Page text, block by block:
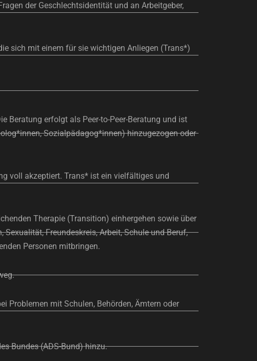
der Geschlechtsidentität und an Arbeitgeber,
sich mit einem für sie wichtigen Anliegen (Trans*)
Beratung erfolgt als Peer-to-Peer-Beratung und ist
Sozialpädagog*innen) hinzugezogen oder
voll akzeptiert. Trans* ist ein vielfältiges und
Therapie (Transition) einhergehen sowie über
Freundeskreis, Arbeit, Schule und Beruf,
Personen mitbringen.
Problemen mit Schulen, Behörden, Ämtern oder
Bundes (ADS-Bund) hinzu.